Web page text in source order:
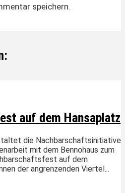
speichern.
auf dem Hansaplatz
die Nachbarschaftsinitiative
mit dem Bennohaus zum
auf dem
der angrenzenden Viertel...